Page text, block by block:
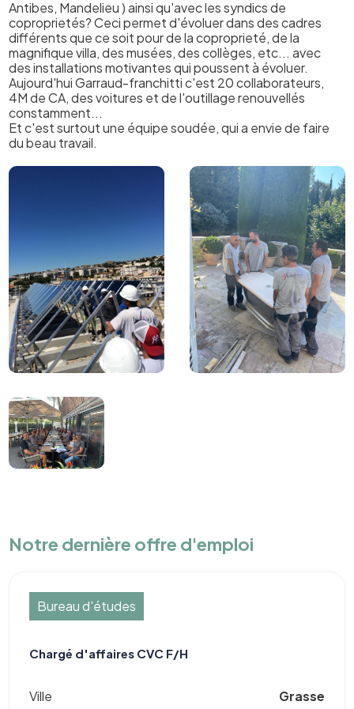
Antibes, Mandelieu ) ainsi qu'avec les syndics de
coproprietés? Ceci permet d'évoluer dans des cadres
différents que ce soit pour de la coproprieté, de la
magnifique villa, des musées, des collèges, etc... avec
des installations motivantes qui poussent à évoluer.
Aujourd'hui Garraud-franchitti c'est 20 collaborateurs,
4M de CA, des voitures et de l'outillage renouvellés
constamment...
Et c'est surtout une équipe soudée, qui a envie de faire
du beau travail.
Notre dernière offre d'emploi
Bureau d'études
Chargé d'affaires CVC F/H
Ville
Grasse